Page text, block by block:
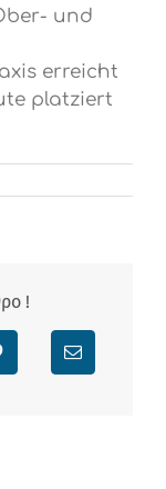
und
erreicht
platziert
!
Email